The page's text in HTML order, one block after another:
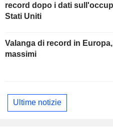
record dopo i dati
Stati Uniti
Valanga di record in
massimi
Ultime notizie